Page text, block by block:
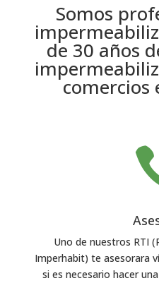
Somos
de 30 años
comercios
Uno de nuestros RTI
Imperhabit) te asesorara
si es necesario hacer